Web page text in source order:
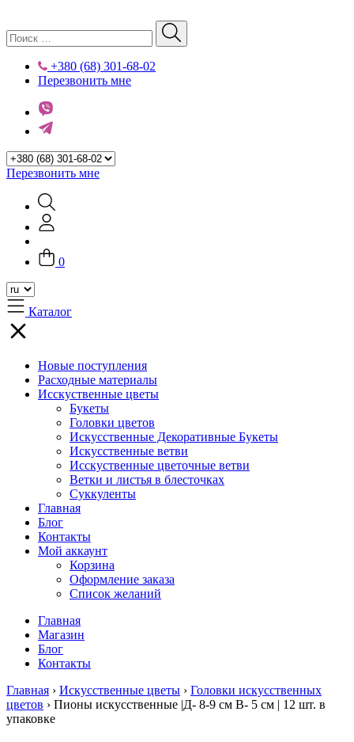
+380 (68) 301-68-02
Перезвонить мне
Перезвонить мне
0
Каталог
Новые поступления
Расходные материалы
Исскуственные цветы
Букеты
Головки цветов
Искусственные Декоративные Букеты
Искусственные ветви
Исскуственные цветочные ветви
Ветки и листья в блесточках
Суккуленты
Главная
Блог
Контакты
Мой аккаунт
Корзина
Оформление заказа
Список желаний
Главная
Магазин
Блог
Контакты
Главная › Искусственные цветы › Головки искусственных
цветов › Пионы искусственные |Д- 8-9 см В- 5 см | 12 шт. в
упаковке